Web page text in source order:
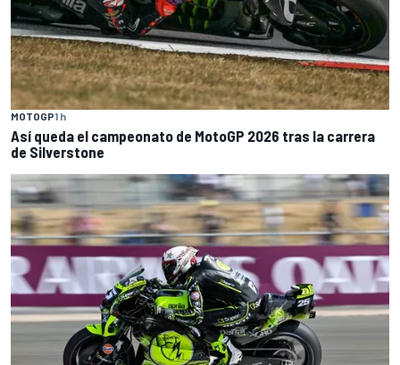
MOTOGP1 h
Así queda el campeonato de MotoGP 2026 tras la carrera
de Silverstone